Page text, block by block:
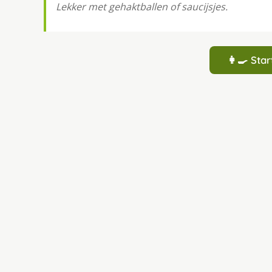
Lekker met gehaktballen of saucijsjes.
👩‍🍳